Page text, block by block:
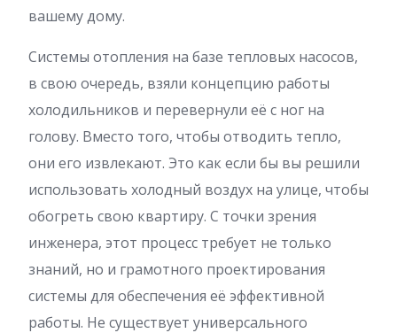
вашему дому.
Системы отопления на базе тепловых насосов,
в свою очередь, взяли концепцию работы
холодильников и перевернули её с ног на
голову. Вместо того, чтобы отводить тепло,
они его извлекают. Это как если бы вы решили
использовать холодный воздух на улице, чтобы
обогреть свою квартиру. С точки зрения
инженера, этот процесс требует не только
знаний, но и грамотного проектирования
системы для обеспечения её эффективной
работы. Не существует универсального